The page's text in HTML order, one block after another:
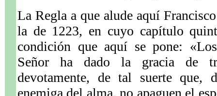
La Regla a que alude aquí
la de 1223, en cuyo capítulo
condición que aquí se pone:
Señor ha dado la gracia de
devotamente, de tal suerte que,
enemiga del alma, no apaguen el